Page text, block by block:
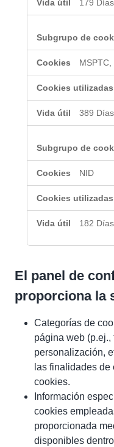
179 Días
MSPTC,
389
NID
182 Días
El panel de
proporciona la
Categorías de
página web
personalización,
las finalidades
cookies.
Información
cookies
proporcionada
disponibles